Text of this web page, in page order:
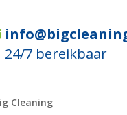
24/7 bereikbaar
Cleaning